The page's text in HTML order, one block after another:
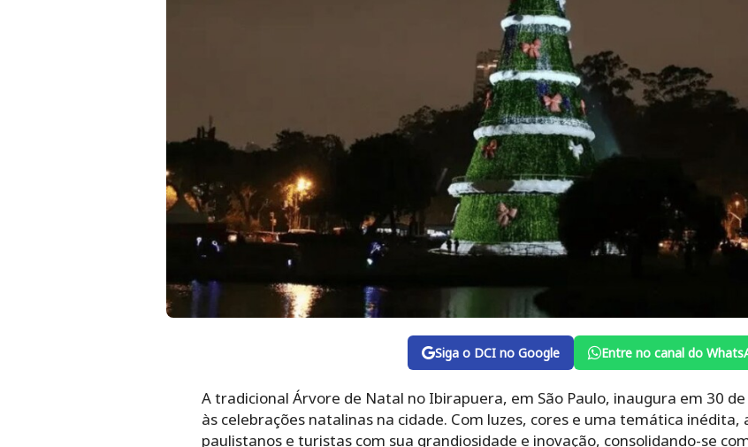
Siga o DCI no Google Entre no canal do
A tradicional Árvore de Natal no Ibirapuera, em São Paulo, inaugura em 30
às celebrações natalinas na cidade. Com luzes, cores e uma temática
paulistanos e turistas com sua grandiosidade e inovação, consolidando-se